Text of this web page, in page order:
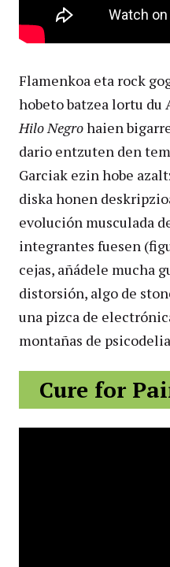
Flamenkoa eta rock
hobeto batzea lortu du
Hilo Negrohaien
dario entzuten den
Garciak ezin hobe
diska honen
evolución musculada
integrantes fuesen
cejas, añádele mucha
distorsión, algo de
una pizca de
montañas de
Cure for